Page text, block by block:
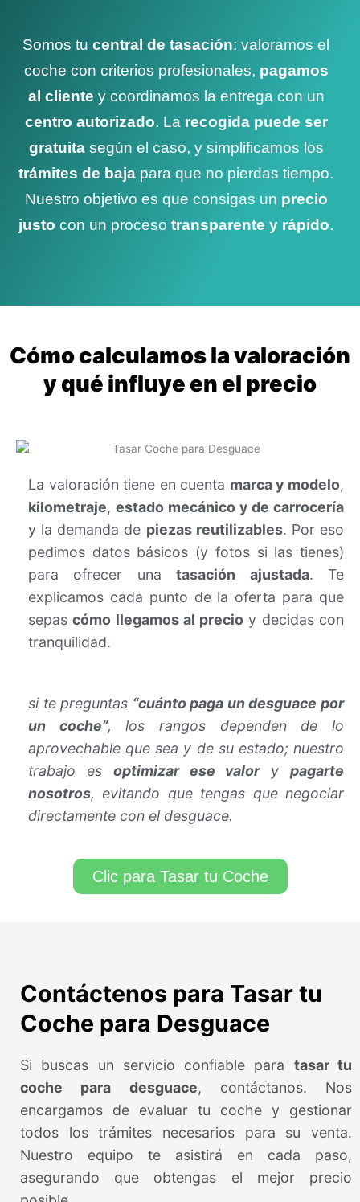
Somos tu central de tasación: valoramos el
coche con criterios profesionales, pagamos
al cliente y coordinamos la entrega con un
centro autorizado. La recogida puede ser
gratuitasegún el caso, y simplificamos los
trámites de baja para que no pierdas tiempo.
Nuestro objetivo es que consigas un precio
justo con un proceso transparente y rápido.
Cómo calculamos la valoración
y qué influye en el precio
La valoración tiene en cuenta marca y modelo,
kilometraje, estado mecánico y de carrocería
y la demanda de piezas reutilizables. Por eso
pedimos datos básicos (y fotos si las tienes)
para ofrecer unatasación ajustada. Te
explicamos cada punto de la oferta para que
sepascómo llegamos al precio y decidas con
tranquilidad.
si te preguntas “cuánto paga un desguace por
un coche”, los rangos dependen de lo
aprovechable que sea y de su estado; nuestro
trabajo es optimizar ese valorypagarte
nosotros, evitando que tengas que negociar
directamente con el desguace.
Clic para Tasar tu Coche
Contáctenos para Tasar tu
Coche para Desguace
Si buscas un servicio confiable para tasar tu
coche para desguace, contáctanos. Nos
encargamos de evaluar tu coche y gestionar
todos los trámites necesarios para su venta.
Nuestro equipo te asistirá en cada paso,
asegurando que obtengas el mejor precio